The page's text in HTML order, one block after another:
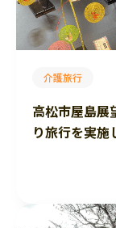
介護旅行
高松市屋島展
り旅行を実施